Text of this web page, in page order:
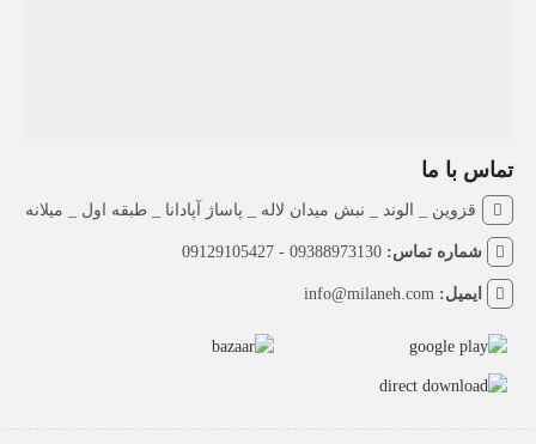
تماس با ما
قزوین _ الوند _ نبش میدان لاله _ پاساژ آپادانا _ طبقه اول _ میلانه
شماره تماس:09388973130 - 09129105427
ایمیل:info@milaneh.com